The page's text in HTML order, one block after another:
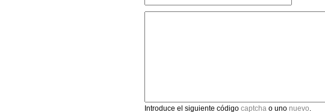
Introduce el siguiente código captchao uno nuevo.